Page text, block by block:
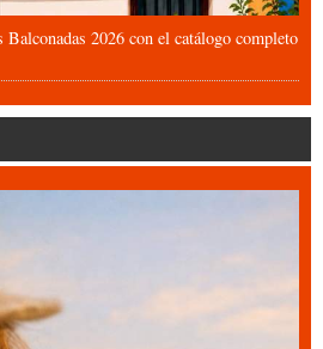
2026 con el catálogo completo